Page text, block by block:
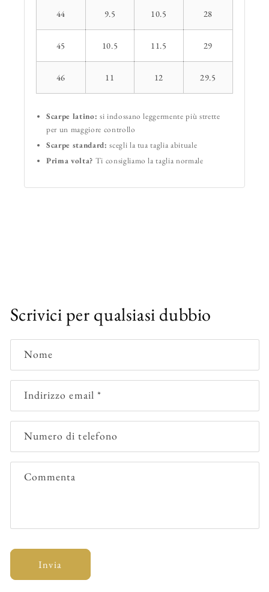
44 9.5 10.5 28
45 10.5 11.5 29
46 11 12 29.5
Scarpe latino: si indossano leggermente più strette
per un maggiore controllo
Scarpe standard: scegli la tua taglia abituale
Prima volta? Ti consigliamo la taglia normale
Scrivici per qualsiasi dubbio
Nome
Indirizzo email*
Numero di telefono
Commenta
Invia